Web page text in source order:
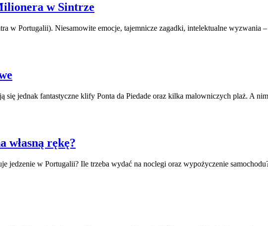
w Sintrze
w Portugalii). Niesamowite emocje, tajemnicze zagadki, intelektualne wyzwania
się jednak fantastyczne klify Ponta da Piedade oraz kilka malowniczych plaż. A
własną rękę?
jedzenie w Portugalii? Ile trzeba wydać na noclegi oraz wypożyczenie